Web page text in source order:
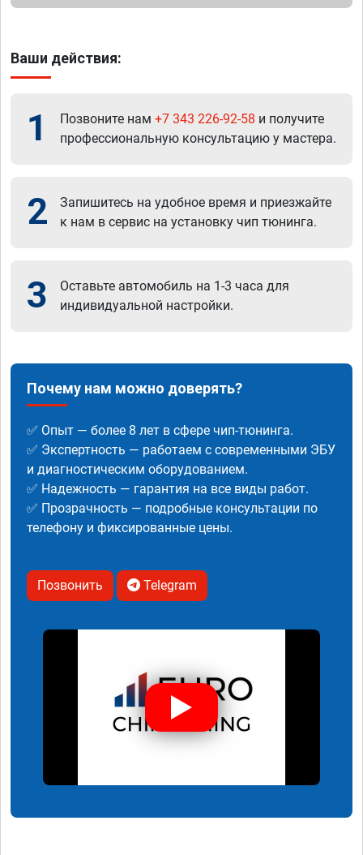
Ваши действия:
1 Позвоните нам +7 343 226-92-58 и получите
профессиональную консультацию у мастера.
2
Запишитесь на удобное время и приезжайте
к нам в сервис на установку чип тюнинга.
3
Оставьте автомобиль на 1-3 часа для
индивидуальной настройки.
Почему нам можно доверять?
✅ Опыт — более 8 лет в сфере чип-тюнинга.
✅ Экспертность — работаем с современными ЭБУ
и диагностическим оборудованием.
✅ Надежность — гарантия на все виды работ.
✅ Прозрачность — подробные консультации по
телефону и фиксированные цены.
Позвонить Telegram